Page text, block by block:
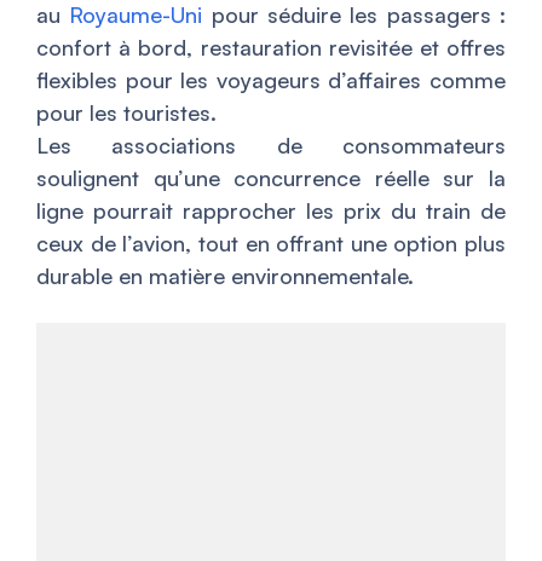
au Royaume-Uni pour séduire les passagers :
confort à bord, restauration revisitée et offres
flexibles pour les voyageurs d’affaires comme
pour les touristes.
Les associations de consommateurs
soulignent qu’une concurrence réelle sur la
ligne pourrait rapprocher les prix du train de
ceux de l’avion, tout en offrant une option plus
durable en matière environnementale.